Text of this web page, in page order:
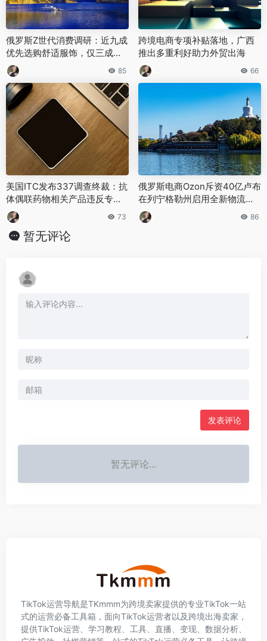
俄罗斯Z世代消费调研：近九成
优先选购舒适服饰，仅三成看
重品牌效应
85
跨境电商专项补贴落地，广西
推出多重利好助力外贸出海
66
美国ITC发布337调查终裁：抗
体偶联药物相关产品违反专利
条款
73
俄罗斯电商Ozon斥资40亿卢布
在列宁格勒州启用全新物流中
心
86
暂无评论
发表评论
暂无评论...
TikTok运营导航是TKmmm为跨境卖家提供的专业TikTok一站
式的运营必备工具箱，面向TikTok运营者以及跨境出海卖家，
提供TikTok运营、学习教程、工具、直播、变现、数据分析、